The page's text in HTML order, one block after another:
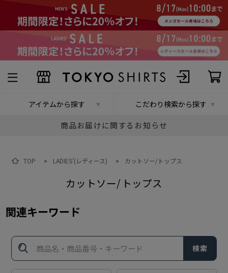
アイテムから探す こだわり検索から探す
商品お届けに関するお知らせ
TOP > LADIES'(レディース) > カットソー/トップス
カットソー/トップス
関連キーワード
検索